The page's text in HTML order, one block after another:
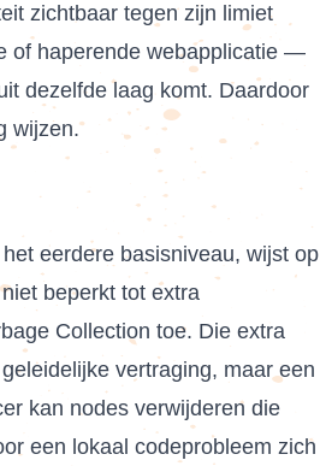
zichtbaar tegen zijn limiet
of haperende webapplicatie —
dezelfde laag komt. Daardoor
wijzen.
eerdere basisniveau, wijst op
beperkt tot extra
Collection toe. Die extra
vertraging, maar een
kan nodes verwijderen die
een lokaal codeprobleem zich